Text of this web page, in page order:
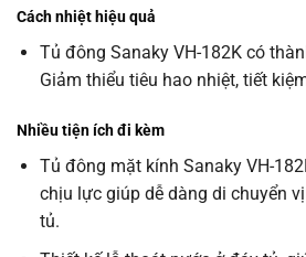
Cách nhiệt hiệu quả
Tủ đông Sanaky VH-182K có
Giảm thiểu tiêu hao nhiệt, tiết
Nhiều tiện ích đi kèm
Tủ đông mặt kính Sanaky VH-
chịu lực giúp dễ dàng di chuyển
tủ.